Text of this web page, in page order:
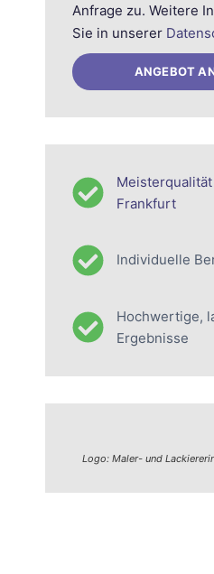
Anfrage zu. Weitere
Sie in unserer
ANGEBOT
Frankfurt
Individuelle
Hochwertige,
Ergebnisse
Logo: Maler- und